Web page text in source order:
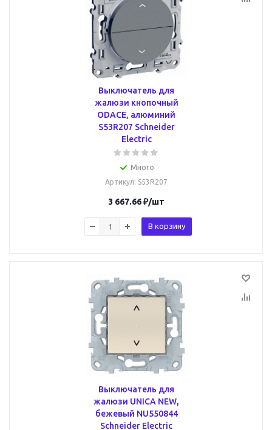
Выключатель для
жалюзи кнопочный
ODACE, алюминий
S53R207 Schneider
Electric
Много
Артикул: S53R207
3 667.66₽/шт
В корзину
Выключатель для
жалюзи UNICA NEW,
бежевый NU550844
Schneider Electric